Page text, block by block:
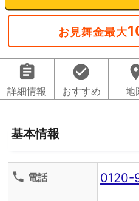
お見舞金最大
assignment
詳細情報
check_circle
おすすめ 地
基本情報
phone 電話 0120-